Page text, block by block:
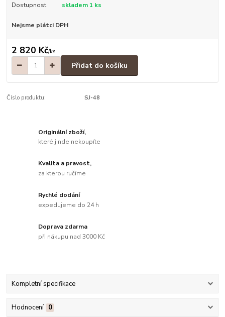
Dostupnost skladem 1 ks
Nejsme plátci DPH
2 820 Kč/ks
Přidat do košíku
Číslo produktu: SJ-48
Originální zboží,
které jinde nekoupíte
Kvalita a pravost,
za kterou ručíme
Rychlé dodání
expedujeme do 24 h
Doprava zdarma
při nákupu nad 3000 Kč
Kompletní specifikace
Hodnocení 0